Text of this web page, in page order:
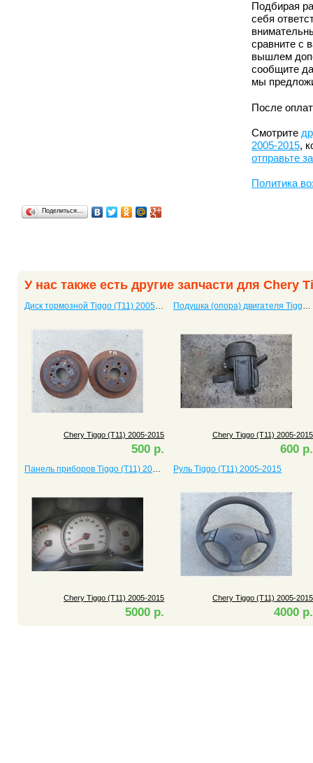
Подбирая
себя
сравните с
вышлем
сообщите
мы
После
Смотрите
2005-2015,
отправьте
Политика
Поделиться…
У нас также есть другие запчасти для Chery
Диск тормозной Tiggo (T11) 2005-2015
Chery Tiggo (T11) 2005-2015
500 р.
Подушка (опора) двигателя Tiggo (T11) 2005-2015
Chery Tiggo (T11) 2005-2015
600 р.
Панель приборов Tiggo (T11) 2005-2015
Chery Tiggo (T11) 2005-2015
5000 р.
Руль Tiggo (T11) 2005-2015
Chery Tiggo (T11) 2005-2015
4000 р.